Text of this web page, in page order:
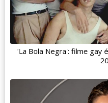
'La Bola Negra': filme gay